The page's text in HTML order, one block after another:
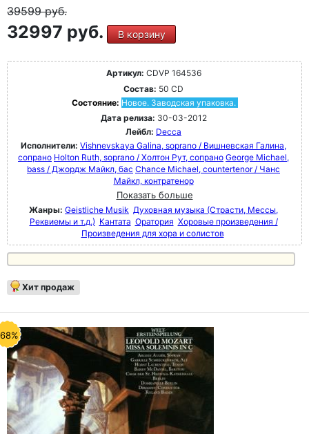
39599руб.
32997 руб. В корзину
Артикул: CDVP 164536
Состав: 50 CD
Состояние: Новое. Заводская упаковка.
Дата релиза: 30-03-2012
Лейбл: Decca
Исполнители: Vishnevskaya Galina, soprano / Вишневская Галина,
сопрано Holton Ruth, soprano / Холтон Рут, сопрано George Michael,
bass / Джордж Майкл, бас Chance Michael, countertenor / Чанс
Майкл, контратенор
Показать больше
Жанры: Geistliche Musik Духовная музыка (Страсти, Мессы,
Реквиемы и т.д.) Кантата Оратория Хоровые произведения /
Произведения для хора и солистов
Хит продаж